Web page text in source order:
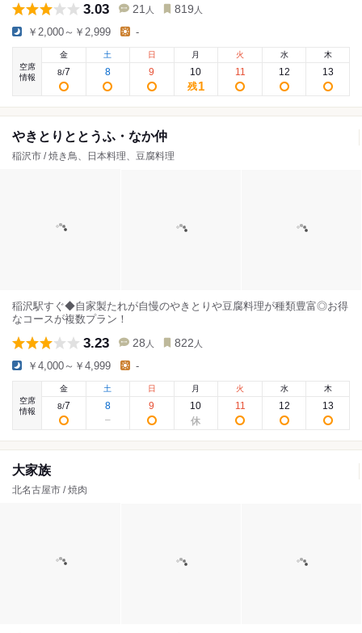
3.03 21 人 819 人
￥2,000～￥2,999 -
空席
情報
金
8/7
土
8
日
9
月
10
残1
火
11
水
12
木
13
やきとりととうふ・なか仲
稲沢市 / 焼き鳥、日本料理、豆腐料理
稲沢駅すぐ◆自家製たれが自慢のやきとりや豆腐料理が種類豊富◎お得
なコースが複数プラン！
3.23 28 人 822 人
￥4,000～￥4,999 -
空席
情報
金
8/7
土
8
日
9
月
10
火
11
水
12
木
13
大家族
北名古屋市 / 焼肉